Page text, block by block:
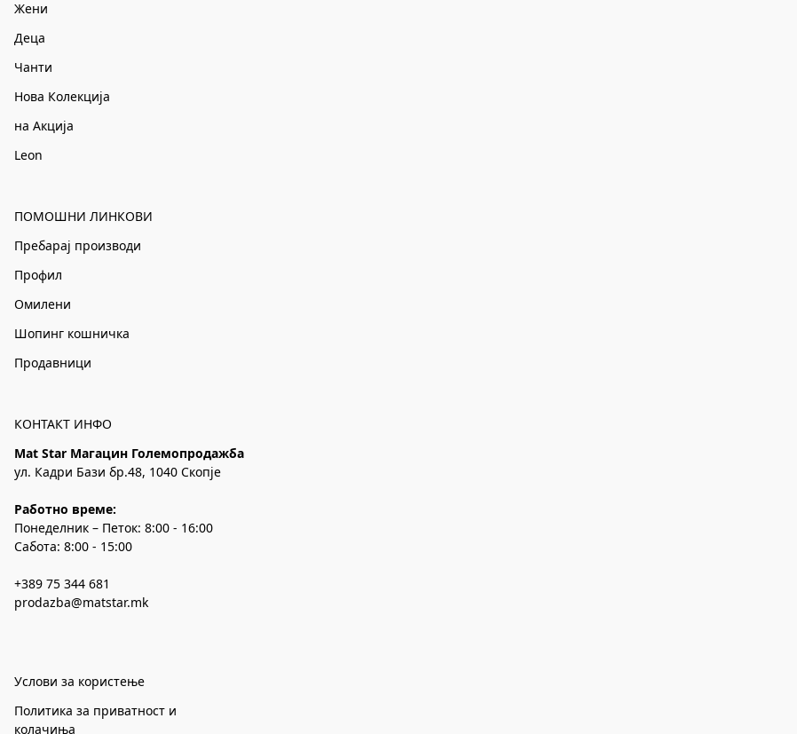
Жени
Деца
Чанти
Нова Колекција
на Акција
Leon
ПОМОШНИ ЛИНКОВИ
Пребарај производи
Профил
Омилени
Шопинг кошничка
Продавници
КОНТАКТ ИНФО
Mat Star Магацин Големопродажба
ул. Кадри Бази бр.48, 1040 Скопје
Работно време:
Понеделник – Петок: 8:00 - 16:00
Сабота: 8:00 - 15:00
+389 75 344 681
prodazba@matstar.mk
Услови за користење
Политика за приватност и
колачиња